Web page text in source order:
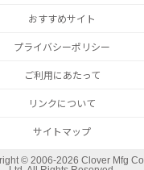
おすすめサイト
プライバシーポリシー
ご利用にあたって
リンクについて
サイトマップ
© 2006-2026 Clover Mfg Co.,